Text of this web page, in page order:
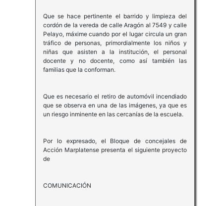
Que se hace pertinente el barrido y limpieza del
cordón de la vereda de calle Aragón al 7549 y calle
Pelayo, máxime cuando por el lugar circula un gran
tráfico de personas, primordialmente los niños y
niñas que asisten a la institución, el personal
docente y no docente, como así también las
familias que la conforman.
Que es necesario el retiro de automóvil incendiado
que se observa en una de las imágenes, ya que es
un riesgo inminente en las cercanías de la escuela.
Por lo expresado, el Bloque de concejales de
Acción Marplatense presenta el siguiente proyecto
de
COMUNICACIÓN